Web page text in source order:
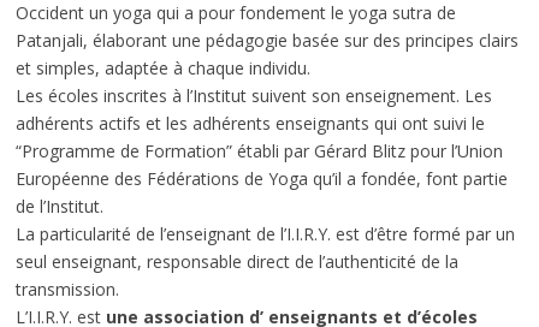
Occident un yoga qui a pour fondement le yoga sutra de
Patanjali, élaborant une pédagogie basée sur des principes clairs
et simples, adaptée à chaque individu.
Les écoles inscrites à l’Institut suivent son enseignement. Les
adhérents actifs et les adhérents enseignants qui ont suivi le
“Programme de Formation” établi par Gérard Blitz pour l’Union
Européenne des Fédérations de Yoga qu’il a fondée, font partie
de l’Institut.
La particularité de l’enseignant de l’I.I.R.Y. est d’être formé par un
seul enseignant, responsable direct de l’authenticité de la
transmission.
L’I.I.R.Y. est une association d’ enseignants et d’écoles